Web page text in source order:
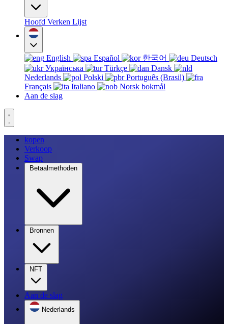
Hoofd Verken Lijst
English Español 한국어
Deutsch
Українська
Türkçe
Dansk
Nederlands
Polski
Português (Brasil)
Français
Italiano
Norsk bokmål
Aan de slag
kopen
Verkoop
Swap
Betaalmethoden
Bronnen
NFT
Aan de slag
Nederlands